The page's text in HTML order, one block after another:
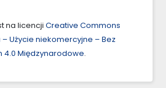
na licencji Creative Commons
Użycie niekomercyjne – Bez
4.0 Międzynarodowe.